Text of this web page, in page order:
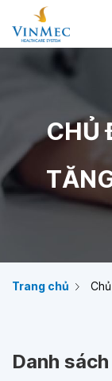
CHỦ
Trang chủ
Danh